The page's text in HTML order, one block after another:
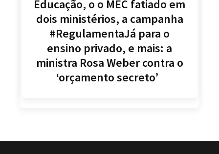
Educação, o o MEC fatiado em
dois ministérios, a campanha
#RegulamentaJá para o
ensino privado, e mais: a
ministra Rosa Weber contra o
‘orçamento secreto’